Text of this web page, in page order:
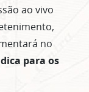
ao vivo
no
para os